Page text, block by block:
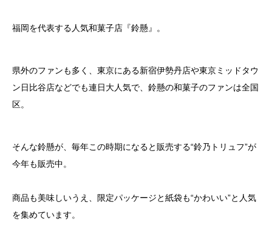
福岡を代表する人気和菓子店『鈴懸』。
県外のファンも多く、東京にある新宿伊勢丹店や東京ミッドタウ
ン日比谷店などでも連日大人気で、鈴懸の和菓子のファンは全国
区。
そんな鈴懸が、毎年この時期になると販売する“鈴乃トリュフ”が
今年も販売中。
商品も美味しいうえ、限定パッケージと紙袋も“かわいい”と人気
を集めています。